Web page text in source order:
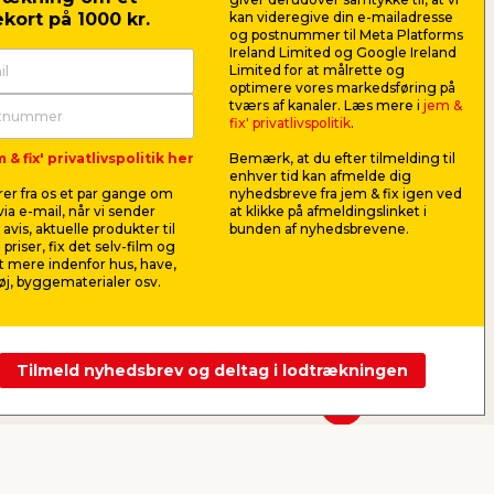
læs guiden her
Se næste
på 1000 kr.
& fix' privatlivspolitik her
fra os et par gange om
e-mail, når vi sender
aktuelle produkter til
priser, fix det selv-film og
mere indenfor hus, have,
byggematerialer osv.
kan videregive din e-mailadresse
og postnummer til Meta Platforms
Ireland Limited og Google Ireland
Limited for at målrette og
optimere vores markedsføring på
tværs af kanaler. Læs mere i jem &
fix' privatlivspolitik.
Bemærk, at du efter tilmelding til
enhver tid kan afmelde dig
nyhedsbreve fra jem & fix igen ved
at klikke på afmeldingslinket i
bunden af nyhedsbrevene.
Tilmeld nyhedsbrev og deltag i lodtrækningen